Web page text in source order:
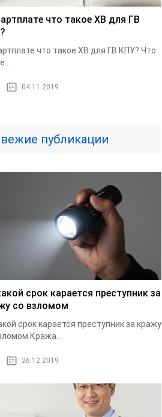
что такое ХВ для ГВ
что такое ХВ для ГВ КПУ? Что
04.11.2019
публикации
срок карается преступник за
со взломом
срок карается преступник за кражу
Кража...
26.12.2019